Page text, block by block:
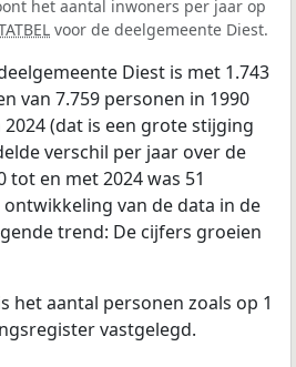
het aantal inwoners per jaar op
voor de deelgemeente Diest.
Diest is met 1.743
van 7.759 personen in 1990
(dat is een grote stijging
verschil per jaar over de
tot en met 2024 was 51
ontwikkeling van de data in de
trend: De cijfers groeien
het aantal personen zoals op 1
vastgelegd.